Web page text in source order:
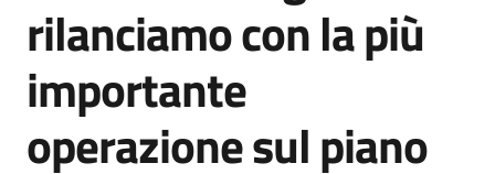
Seguici
su
rilanciamo con la più
importante
operazione sul piano